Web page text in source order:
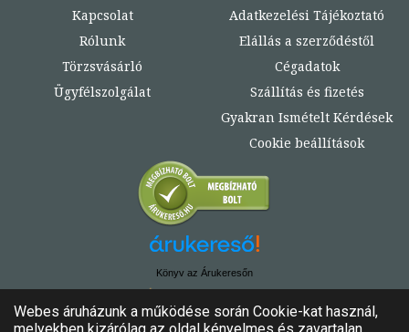
Kapcsolat
Rólunk
Törzsvásárló
Ügyfélszolgálat
Adatkezelési Tájékoztató
Elállás a szerződéstől
Cégadatok
Szállítás és fizetés
Gyakran Ismételt Kérdések
Cookie beállítások
Könyv az Árukeresőn